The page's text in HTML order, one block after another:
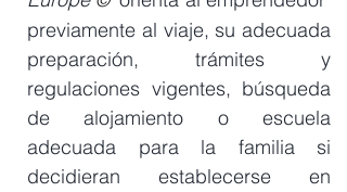
previamente al viaje, su adecuada
preparación, trámites y
regulaciones vigentes, búsqueda
de alojamiento o escuela
adecuada para la familia si
decidieran establecerse en